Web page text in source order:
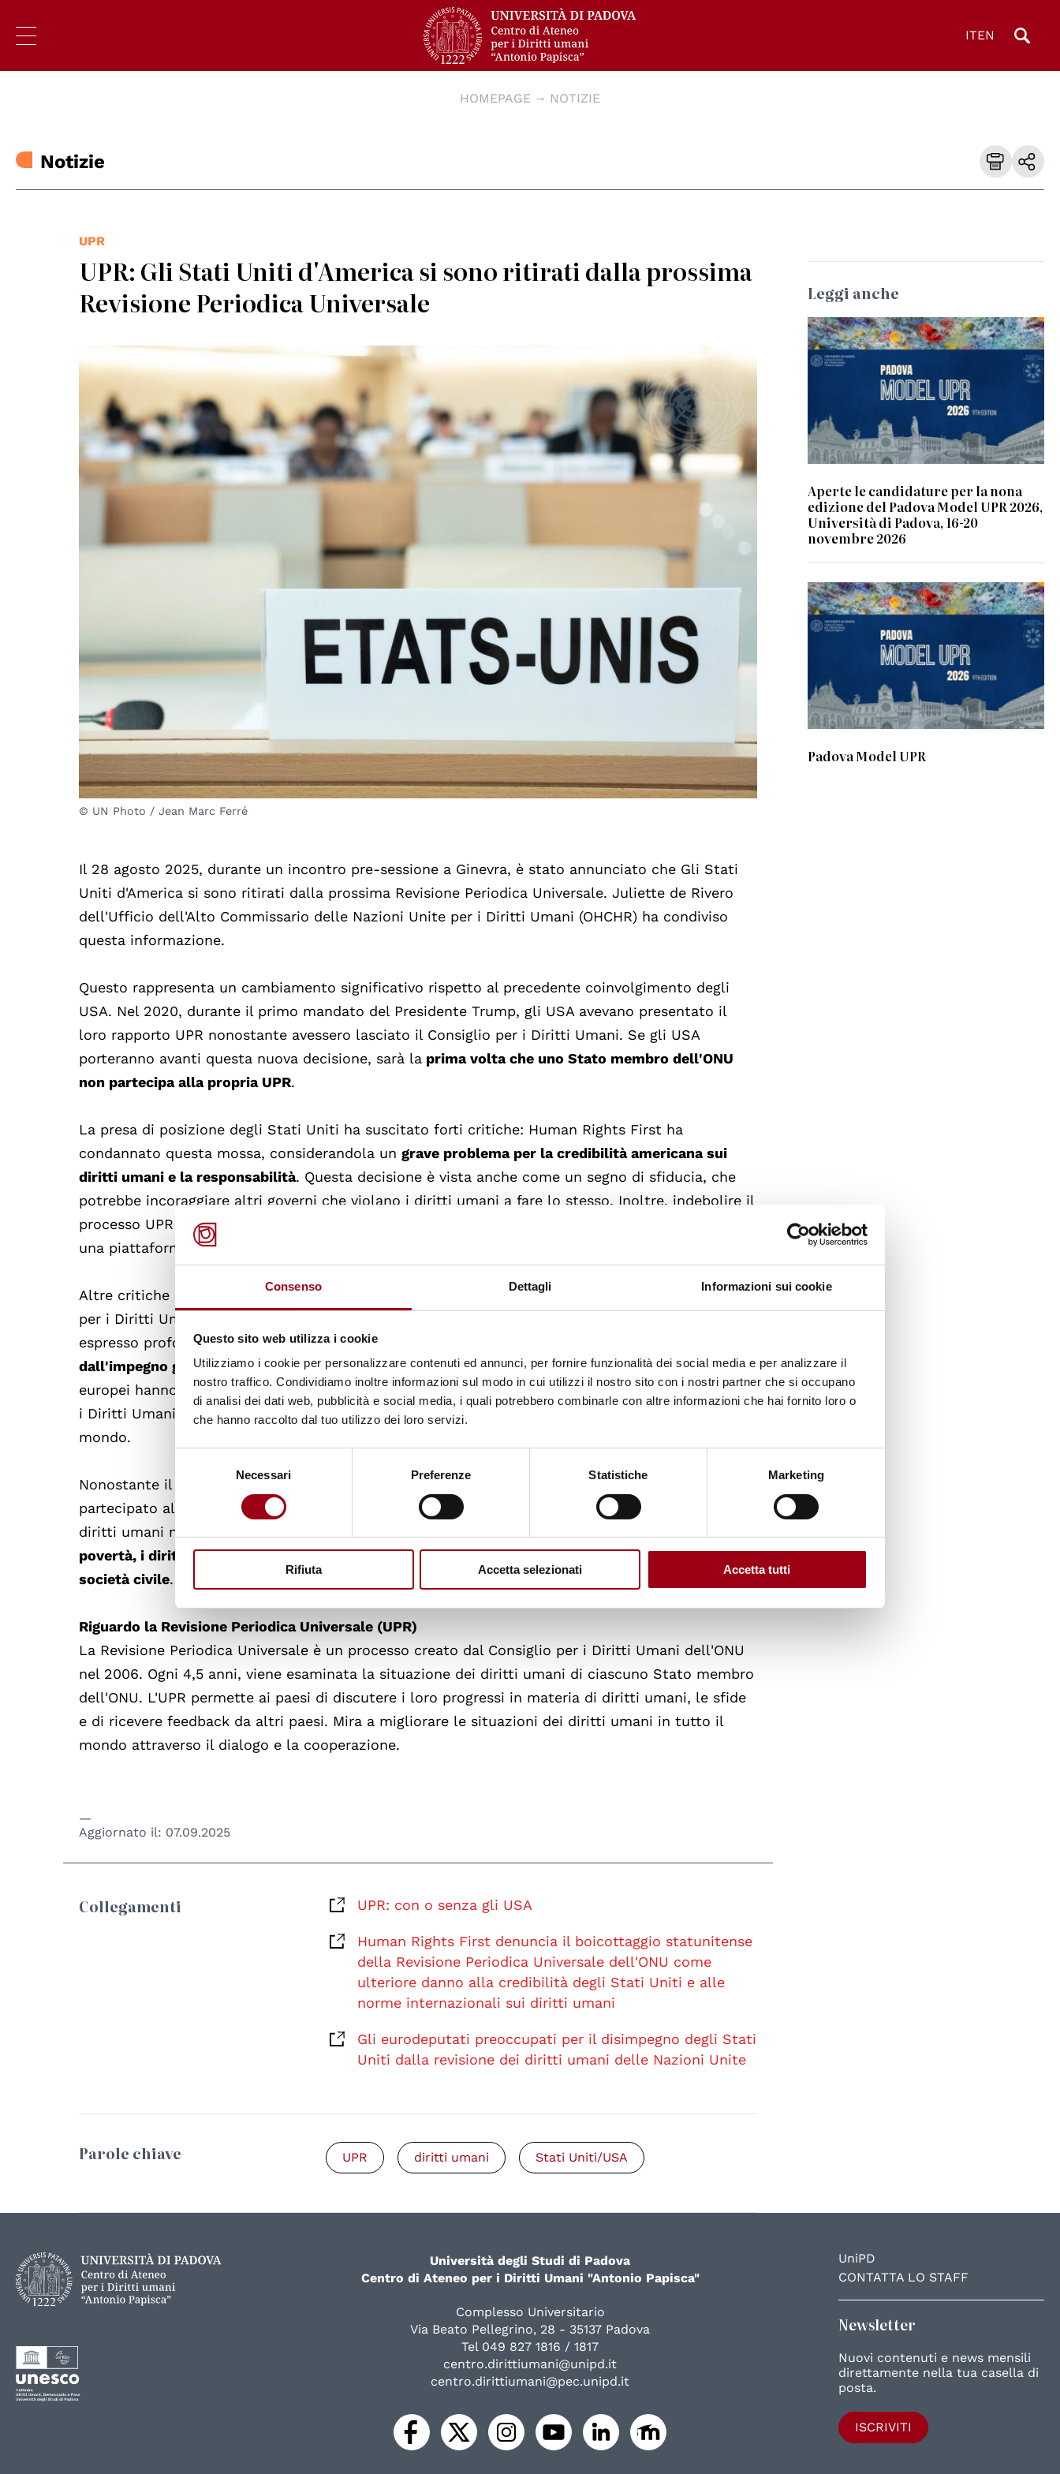
Consenso Dettagli Informazioni sui cookie
Questo sito web utilizza i cookie
Utilizziamo i cookie per personalizzare contenuti ed annunci, per fornire funzionalità dei social media e per analizzare il
nostro traffico. Condividiamo inoltre informazioni sul modo in cui utilizzi il nostro sito con i nostri partner che si occupano
di analisi dei dati web, pubblicità e social media, i quali potrebbero combinarle con altre informazioni che hai fornito loro o
che hanno raccolto dal tuo utilizzo dei loro servizi.
Necessari Preferenze Statistiche Marketing
Rifiuta Accetta selezionati Accetta tutti
ITEN
HOMEPAGE NOTIZIE
Notizie
UPR
UPR: Gli Stati Uniti d'America si sono ritirati dalla prossima
Revisione Periodica Universale
© UN Photo / Jean Marc Ferré
Il 28 agosto 2025, durante un incontro pre-sessione a Ginevra, è stato annunciato che Gli Stati
Uniti d'America si sono ritirati dalla prossima Revisione Periodica Universale. Juliette de Rivero
dell'Ufficio dell'Alto Commissario delle Nazioni Unite per i Diritti Umani (OHCHR) ha condiviso
questa informazione.
Questo rappresenta un cambiamento significativo rispetto al precedente coinvolgimento degli
USA. Nel 2020, durante il primo mandato del Presidente Trump, gli USA avevano presentato il
loro rapporto UPR nonostante avessero lasciato il Consiglio per i Diritti Umani. Se gli USA
porteranno avanti questa nuova decisione, sarà la prima volta che uno Stato membro dell'ONU
non partecipa alla propria UPR.
La presa di posizione degli Stati Uniti ha suscitato forti critiche: Human Rights First ha
condannato questa mossa, considerandola ungrave problema per la credibilità americana sui
diritti umani e la responsabilità. Questa decisione è vista anche come un segno di sfiducia, che
potrebbe incoraggiare altri governi che violano i diritti umani a fare lo stesso. Inoltre, indebolire il
processo UPR rischia di negare alla società civile in paesi come Cina, Russia, Egitto e Venezuela
una piattaforma fondamentale per ritenere responsabili i loro governi.
Altre critiche sono giunte dal Parlamento Europeo. Infatti, il Presidente della Sottocommissione
per i Diritti Umani e il Presidente della Delegazione per le relazioni con gli Stati Uniti hanno
espresso profonda preoccupazione per questa decisione. La considerano un "
dall'impegno globale di Washington sulle questioni di diritti e giustizia". Inoltre, i funzionari
europei hanno sottolineato che questa decisione, unita al ritiro degli Stati Uniti dal Consiglio per
i Diritti Umani dell'ONU e ad altre azioni recenti, invia un messaggio molto preoccupante al
mondo.
Nonostante il ritiro del governo, i difensori dei diritti umani americani hanno comunque
partecipato alla riunione pre-sessione a Ginevra. Hanno condiviso informazioni sulle questioni dei
diritti umani negli USA, inclusi temi come i
povertà, i diritti LGBTQ+, la salute riproduttiva, il razzismo, l'immigrazione e le libertà della
società civile.
Riguardo la Revisione Periodica Universale (UPR)
La Revisione Periodica Universale è un processo creato dal Consiglio per i Diritti Umani dell'ONU
nel 2006. Ogni 4,5 anni, viene esaminata la situazione dei diritti umani di ciascuno Stato membro
dell'ONU. L'UPR permette ai paesi di discutere i loro progressi in materia di diritti umani, le sfide
e di ricevere feedback da altri paesi. Mira a migliorare le situazioni dei diritti umani in tutto il
mondo attraverso il dialogo e la cooperazione.
Aggiornato il: 07.09.2025
Collegamenti UPR: con o senza gli USA
Human Rights First denuncia il boicottaggio statunitense
della Revisione Periodica Universale dell'ONU come
ulteriore danno alla credibilità degli Stati Uniti e alle
norme internazionali sui diritti umani
Gli eurodeputati preoccupati per il disimpegno degli Stati
Uniti dalla revisione dei diritti umani delle Nazioni Unite
Parole chiave UPR diritti umani Stati Uniti/USA
Leggi anche
Aperte le candidature per la nona
edizione del Padova Model UPR 2026,
Università di Padova, 16-20
novembre 2026
Padova Model UPR
UniPD
CONTATTA LO STAFF
Newsletter
Nuovi contenuti e news mensili
direttamente nella tua casella di
posta.
ISCRIVITI
Università degli Studi di Padova
Centro di Ateneo per i Diritti Umani "Antonio Papisca"
Complesso Universitario
Via Beato Pellegrino, 28 - 35137 Padova
Tel 049 827 1816 / 1817
centro.dirittiumani@unipd.it
centro.dirittiumani@pec.unipd.it